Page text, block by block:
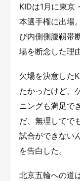
KIDは1月に東京
本選手権に出場
び内側側腹靱帯
場を断念した理
欠場を決意した
たかったけど、
ニングも満足で
だ、無理してで
試合ができない
を告白した。
北京五輪への道